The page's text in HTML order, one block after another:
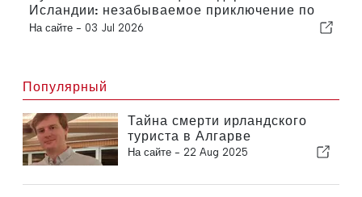
Исландии: незабываемое приключение по
живописным дорогам
На сайте - 03 Jul 2026
Популярный
Тайна смерти ирландского
туриста в Алгарве
На сайте - 22 Aug 2025